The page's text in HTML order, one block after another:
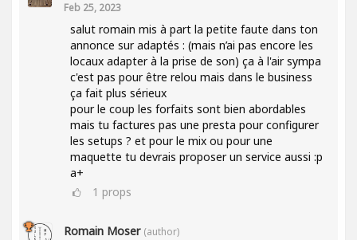
Feb 25, 2023
salut romain mis à part la petite faute dans ton
annonce sur adaptés : (mais n’ai pas encore les
locaux adapter à la prise de son) ça à l'air sympa
c'est pas pour être relou mais dans le business
ça fait plus sérieux
pour le coup les forfaits sont bien abordables
mais tu factures pas une presta pour configurer
les setups ? et pour le mix ou pour une
maquette tu devrais proposer un service aussi :p
a+
1 props
Romain Moser (author)